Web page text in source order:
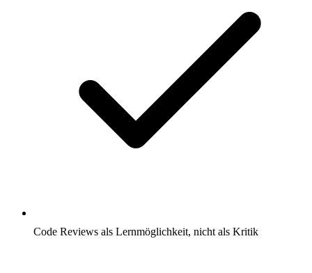
Code Reviews als Lernmöglichkeit, nicht als Kritik